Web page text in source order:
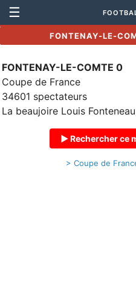
☰
FONTENAY-LE-
FONTENAY-LE-COMTE 0
Coupe de France
34601 spectateurs
La beaujoire Louis
▶ Rechercher ce
> Coupe de